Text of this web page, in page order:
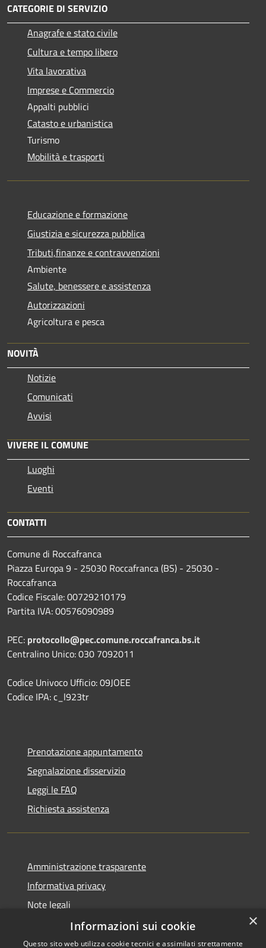
CATEGORIE DI SERVIZIO
Anagrafe e stato civile
Cultura e tempo libero
Vita lavorativa
Imprese e Commercio
Appalti pubblici
Catasto e urbanistica
Turismo
Mobilità e trasporti
Educazione e formazione
Giustizia e sicurezza pubblica
Tributi,finanze e contravvenzioni
Ambiente
Salute, benessere e assistenza
Autorizzazioni
Agricoltura e pesca
NOVITÀ
Notizie
Comunicati
Avvisi
VIVERE IL COMUNE
Luoghi
Eventi
CONTATTI
Comune di Roccafranca
Piazza Europa 9 - 25030 Roccafranca (BS) - 25030 -
Roccafranca
Codice Fiscale: 00729210179
Partita IVA: 00576090989
PEC: protocollo@pec.comune.roccafranca.bs.it
Centralino Unico: 030 7092011
Codice Univoco Ufficio: 09JOEE
Codice IPA: c_l923tr
Prenotazione appuntamento
Segnalazione disservizio
Leggi le FAQ
Richiesta assistenza
Amministrazione trasparente
Informativa privacy
Note legali
Dichiarazione di accessibilità
×
Informazioni sui cookie
Questo sito web utilizza cookie tecnici e assimilati strettamente